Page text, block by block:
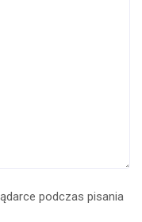
podczas pisania